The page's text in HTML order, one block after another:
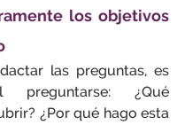
los objetivos
las preguntas, es
preguntarse: ¿Qué
¿Por qué hago esta